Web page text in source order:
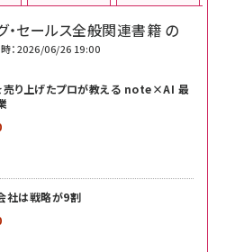
・セールス全般関連書籍 の
：2026/06/26 19:00
売り上げたプロが教える note×AI 最
社は戦略が9割